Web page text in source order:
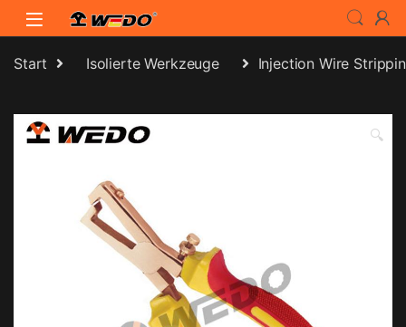
Skip to navigation
Skip to content
Start Isolierte Werkzeuge Injection Wire
🔍